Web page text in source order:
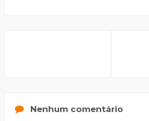
Nenhum comentário